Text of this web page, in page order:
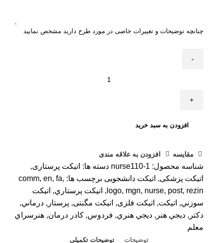
چنانچه توضیحات و تغییرات خاصی در مورد طرح دارید مشخص نمایید
افزودن به سبد خرید
مقایسه افزودن به علاقه مندی
شناسه محصول: nurse110-1 دسته ها: اتیکت پرستاری,
اتیکت پزشکی, اتیکت دانشجویی برچسب ها: comm, en, fa,
logo, mgn, nurse, post, rezin
, اتيکت پرستاري, اتيکت
سوزني, اتیکت, اتیکت فلزی, اتیکت مگنتی, پرستار , درماني,
دکتر , ديجي هنر , ديجي هنري, فردوس, کادر درمان, هنرسراي
معلم
توضیحات توضیحات تکمیلی